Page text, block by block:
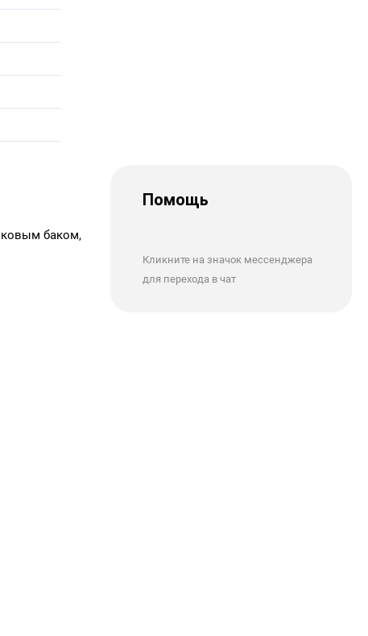
баком,
Помощь
Кликните на значок мессенджера
для перехода в чат